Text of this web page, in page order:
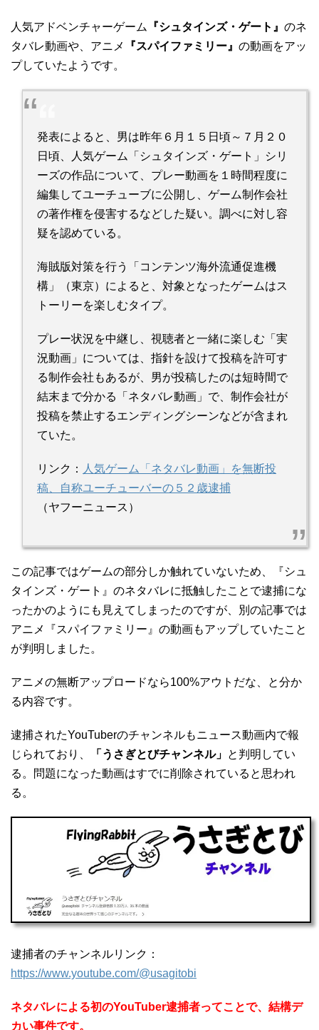
人気アドベンチャーゲーム 『シュタインズ・ゲート』 のネ
タバレ動画や、アニメ
『スパイファミリー』 の動画をアッ
プしていたようです。
発表によると、男は昨年６月１５日頃～７月２０
日頃、人気ゲーム「シュタインズ・ゲート」シリ
ーズの作品について、プレー動画を１時間程度に
編集してユーチューブに公開し、ゲーム制作会社
の著作権を侵害するなどした疑い。調べに対し容
疑を認めている。
海賊版対策を行う「コンテンツ海外流通促進機
構」（東京）によると、対象となったゲームはス
トーリーを楽しむタイプ。
プレー状況を中継し、視聴者と一緒に楽しむ「実
況動画」については、指針を設けて投稿を許可す
る制作会社もあるが、男が投稿したのは短時間で
結末まで分かる「ネタバレ動画」で、制作会社が
投稿を禁止するエンディングシーンなどが含まれ
ていた。
リンク：
人気ゲーム「ネタバレ動画」を無断投
稿、自称ユーチューバーの５２歳逮捕
（ヤフーニュース）
この記事ではゲームの部分しか触れていないため、『シュ
タインズ・ゲート』のネタバレに抵触したことで逮捕にな
ったかのようにも見えてしまったのですが、別の記事では
アニメ『スパイファミリー』の動画もアップしていたこと
が判明しました。
アニメの無断アップロードなら100%アウトだな、と分か
る内容です。
逮捕されたYouTuberのチャンネルもニュース動画内で報
じられており、
「うさぎとびチャンネル」 と判明してい
る。問題になった動画はすでに削除されていると思われ
る。
逮捕者のチャンネルリンク：
https://www.youtube.com/@usagitobi
ネタバレによる初のYouTuber逮捕者ってことで、結構デ
カい事件です。